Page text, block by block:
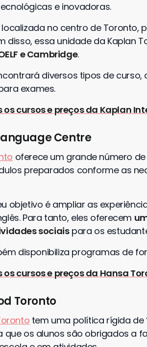
e inovadoras.
localizada no centro de Toronto,
disso, essa unidade da Kaplan
e Cambridge.
diversos tipos de
exames.
os cursos e preços da Kaplan
Centre
oferece um grande número
preparados conforme as
objetivo é ampliar as
Para tanto, eles oferecem
sociaispara os
disponibiliza programas de
cursos e preços da Hansa
Toronto
tem uma política rígida de
que os alunos são obrigados a